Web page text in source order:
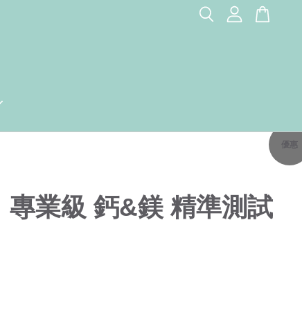
優惠
專業級 鈣&鎂 精準測試